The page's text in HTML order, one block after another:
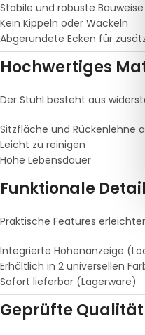
Stabile und robuste Bauweise
Kein Kippeln oder Wackeln
Abgerundete Ecken für
Hochwertiges
Der Stuhl besteht aus
Sitzfläche und Rückenlehne
Leicht zu reinigen
Hohe Lebensdauer
Funktionale
Praktische Features
Integrierte Höhenanzeige
Erhältlich in 2 universellen
Sofort lieferbar (Lagerware)
Geprüfte